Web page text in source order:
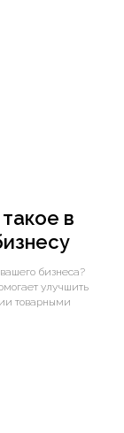
в
бизнеса?
улучшить
товарными